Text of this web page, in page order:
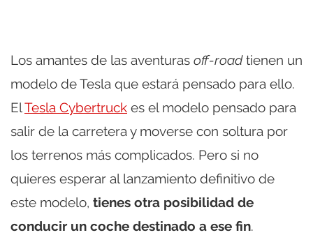
Los amantes de las aventuras off-roadtienen un
modelo de Tesla que estará pensado para ello.
ElTesla Cybertruck es el modelo pensado para
salir de la carretera y moverse con soltura por
los terrenos más complicados. Pero si no
quieres esperar al lanzamiento definitivo de
este modelo, tienes otra posibilidad de
conducir un coche destinado a ese fin.